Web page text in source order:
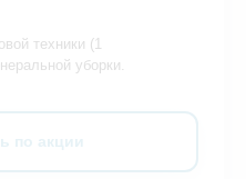
техники (1
уборки.
по акции